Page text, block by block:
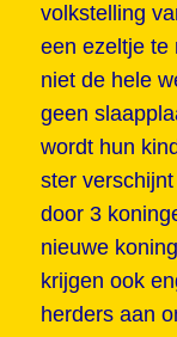
volkstelling
een ezeltje te
niet de hele
geen
wordt hun
ster
door 3
nieuwe
krijgen ook
herders aan